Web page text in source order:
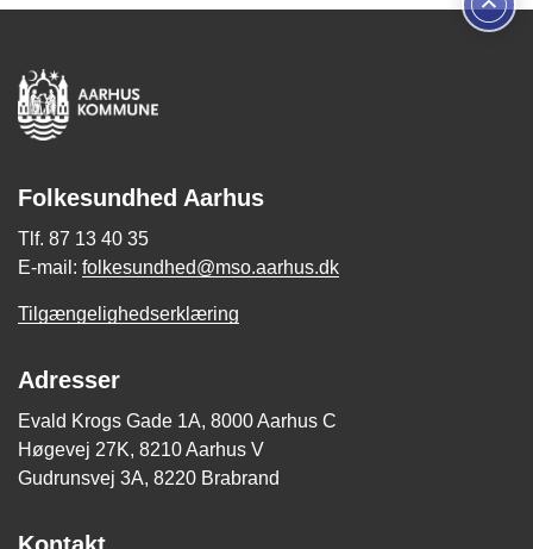
Folkesundhed Aarhus
Tlf. 87 13 40 35
E-mail: folkesundhed@mso.aarhus.dk
Tilgængelighedserklæring
Adresser
Evald Krogs Gade 1A, 8000 Aarhus C
Høgevej 27K, 8210 Aarhus V
Gudrunsvej 3A, 8220 Brabrand